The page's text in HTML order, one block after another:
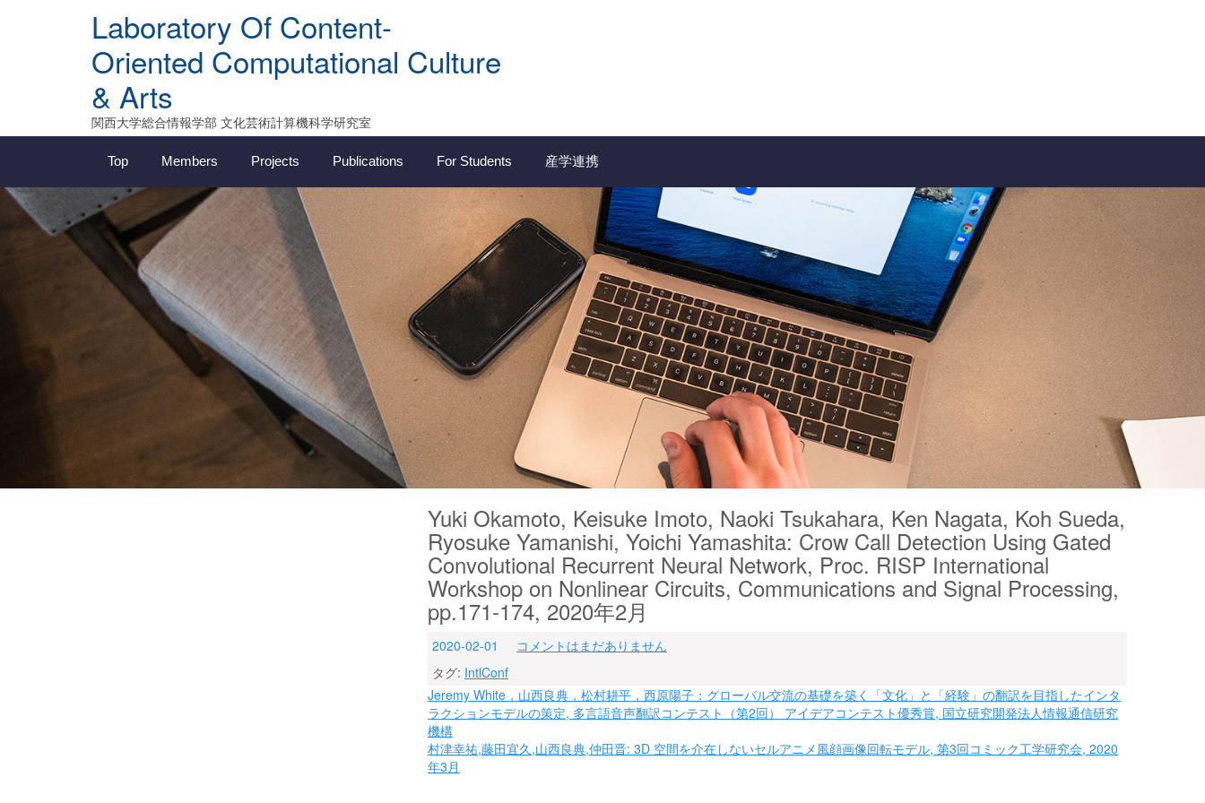
Laboratory Of Content-
Oriented Computational Culture
& Arts
関西大学総合情報学部 文化芸術計算機科学研究室
Top Members Projects Publications For Students 産学連携
Yuki Okamoto, Keisuke Imoto, Naoki Tsukahara, Ken Nagata, Koh Sueda,
Ryosuke Yamanishi, Yoichi Yamashita: Crow Call Detection Using Gated
Convolutional Recurrent Neural Network, Proc. RISP International
Workshop on Nonlinear Circuits, Communications and Signal Processing,
pp.171-174, 2020年2月
2020-02-01
コメントはまだありません
タグ: IntlConf
投
稿
ナ
Jeremy White，山西良典，松村耕平，西原陽子：グローバル交流の基礎を築く「文化」と「経験」の翻訳を目指したインタ
ラクションモデルの策定, 多言語音声翻訳コンテスト（第2回） アイデアコンテスト優秀賞, 国立研究開発法人情報通信研究
機構
村津幸祐,藤田宜久,山西良典,仲田晋: 3D 空間を介在しないセルアニメ風顔画像回転モデル, 第3回コミック工学研究会, 2020
年3月